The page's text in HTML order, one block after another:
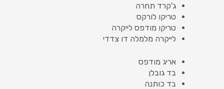
ג'קרד תחרה
טריקו לורקס
טריקו מודפס לייקרה
לייקרה מלמלה דו צדדי
אריג מודפס
בד גובלן
בד כותנה